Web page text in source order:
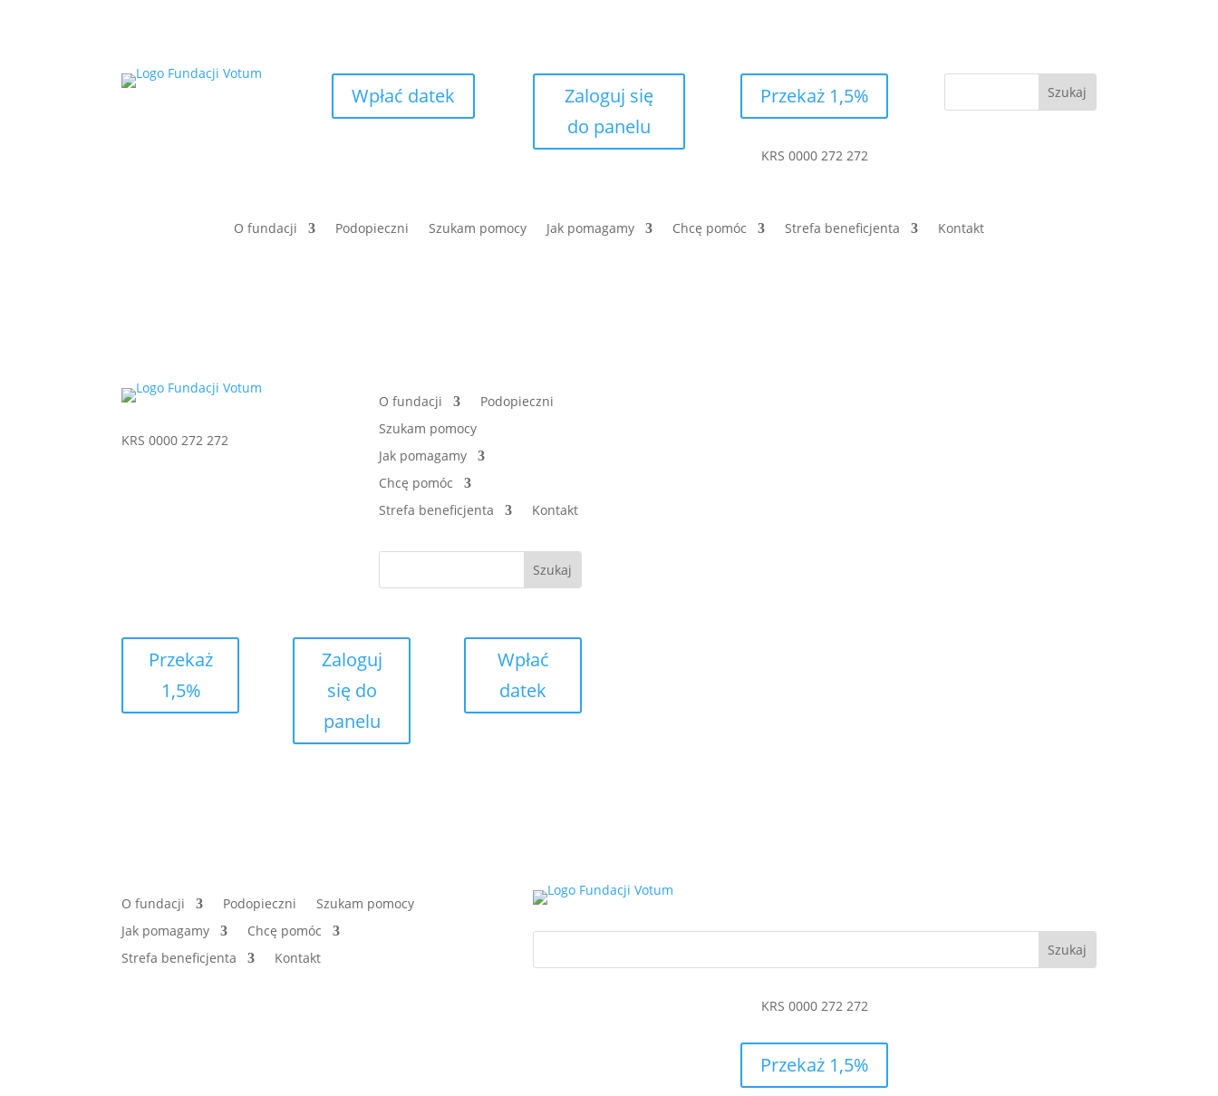
Wpłać datek
Zaloguj się
do panelu
Przekaż 1,5%
KRS 0000 272 272
O fundacji Podopieczni Szukam pomocy Jak pomagamy Chcę pomóc Strefa beneficjenta Kontakt
KRS 0000 272 272
O fundacji
Podopieczni
Szukam pomocy
Jak pomagamy
Chcę pomóc
Strefa beneficjenta
Kontakt
Przekaż
1,5%
Zaloguj
się do
panelu
Wpłać
datek
O fundacji Podopieczni
Szukam pomocy
Jak pomagamy
Chcę pomóc
Strefa beneficjenta
Kontakt
KRS 0000 272 272
Przekaż 1,5%